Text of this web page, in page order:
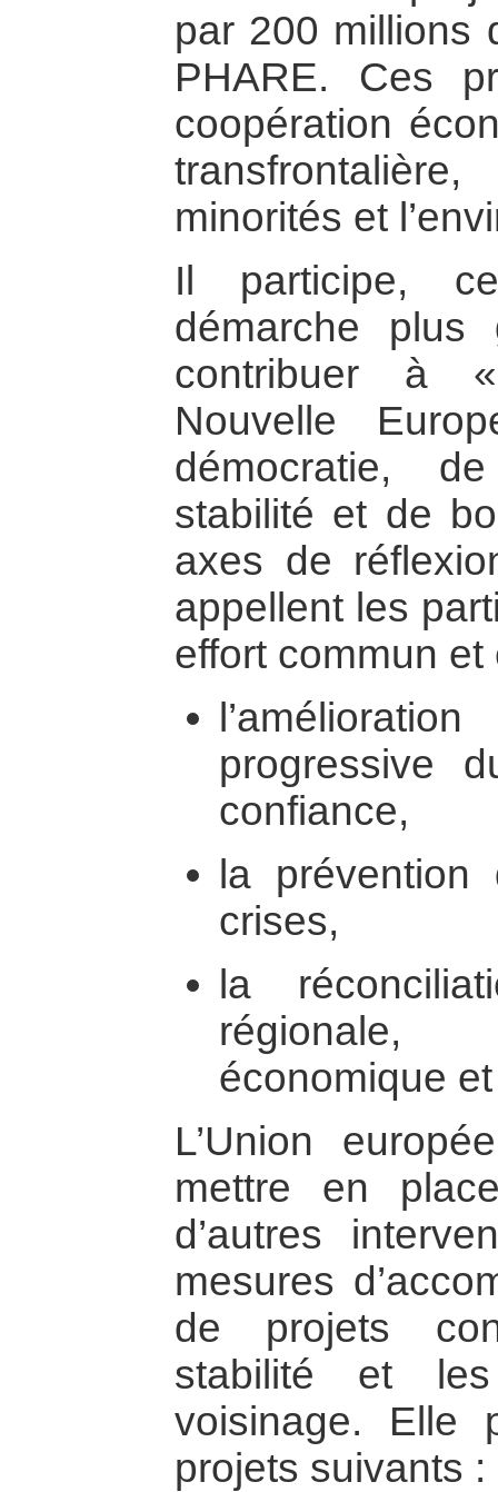
par 200 millions
PHARE. Ces
coopération
minorités et
Il participe,
démarche plus
contribuer à «
Nouvelle
démocratie,
stabilité et de
axes de
appellent les
effort commun et
progressive
confiance,
la
crises,
la
régionale,
économique
L’Union
mettre en
d’autres
mesures
de projets
stabilité et
voisinage. Elle
projets suivants :